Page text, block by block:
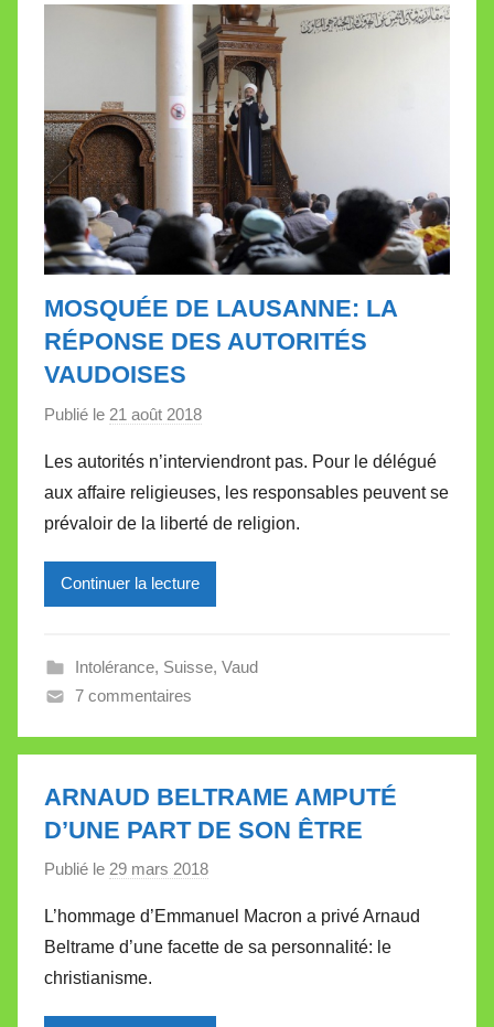
l
l
e
t
t
e
MOSQUÉE DE LAUSANNE: LA
RÉPONSE DES AUTORITÉS
VAUDOISES
Publié le 21 août 2018
r
M
i
r
l
a
l
e
t
Les autorités n’interviendront pas. Pour le délégué
aux affaire religieuses, les responsables peuvent se
prévaloir de la liberté de religion.
Continuer la lecture
Intolérance, Suisse, Vaud
7 commentaires
ARNAUD BELTRAME AMPUTÉ
D’UNE PART DE SON ÊTRE
Publié le 29 mars 2018
r
M
r
L’hommage d’Emmanuel Macron a privé Arnaud
Beltrame d’une facette de sa personnalité: le
christianisme.